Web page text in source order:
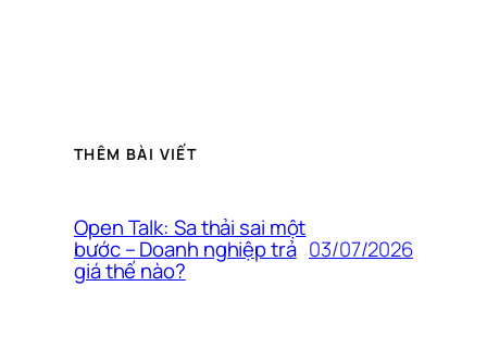
THÊM BÀI VIẾT
Open Talk: Sa thải sai một
bước – Doanh nghiệp trả
giá thế nào?
03/07/2026